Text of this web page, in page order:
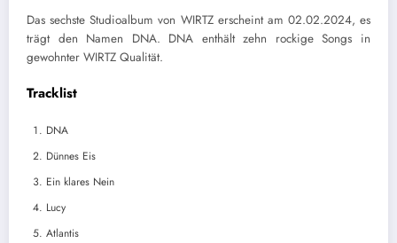
Das sechste Studioalbum von WIRTZ erscheint am 02.02.2024, es
trägt den Namen DNA. DNA enthält zehn rockige Songs in
gewohnter WIRTZ Qualität.
Tracklist
DNA
Dünnes Eis
Ein klares Nein
Lucy
Atlantis